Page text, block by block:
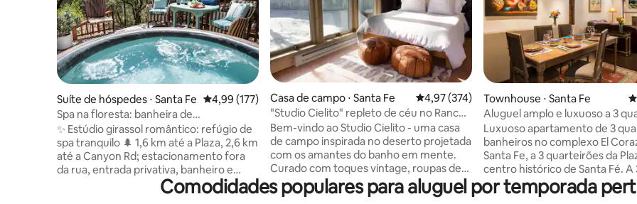
Suíte de hóspedes ⋅ Santa Fe 4,99 de uma avaliação média de 5, 177 avaliações
4,99 (177)
Spa na floresta: banheira de
hidromassagem, sauna e mergulho frio
✨ Estúdio girassol romântico: refúgio de
spa tranquilo 🌲 1,6 km até a Plaza, 2,6 km
até a Canyon Rd; estacionamento fora
da rua, entrada privativa, banheiro e
cozinha totalmente abastecida •
Banheira de hidromassagem 100%
Casa de campo ⋅ Santa Fe 4,97 de uma avaliação média de 5, 374
4,97 (374)
"Studio Cielito" repleto de céu no Rancho
Los Sonadores
Bem-vindo ao Studio Cielito - uma casa
de campo inspirada no deserto projetada
com os amantes do banho em mente.
Curado com toques vintage, roupas de
cama de luxo e tudo o que você precisa
para relaxar e rejuvenescer perto das
Townhouse ⋅ Santa Fe
Aluguel amplo e luxuoso a 3
da Plaza.
Luxuoso apartamento de 3
banheiros no complexo El
Santa Fe, a 3 quarteirões da
centro histórico de Santa Fé. A
minutos da área de esqui de
Muitos dos melhores museus e
Comodidades populares para aluguel por temporada